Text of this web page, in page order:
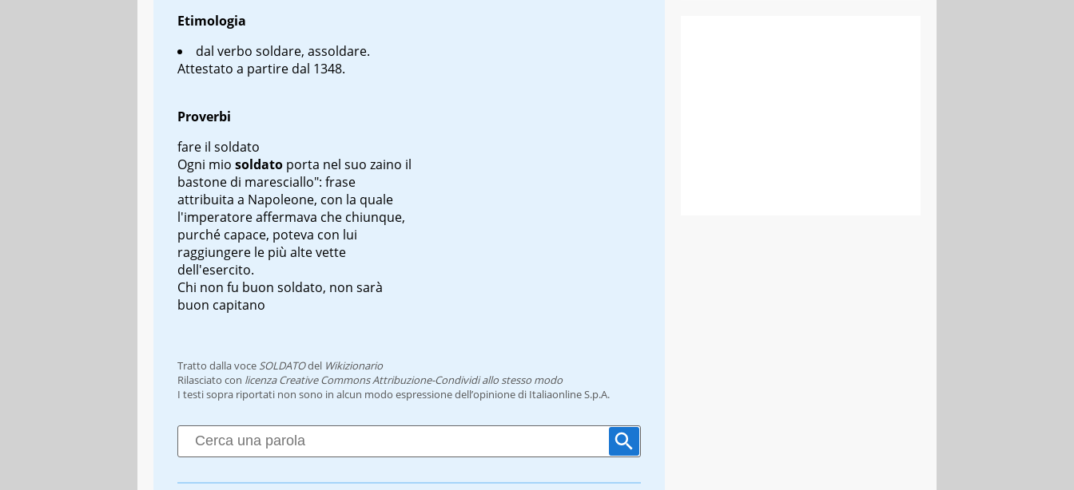
Etimologia
dal verbo soldare, assoldare.
Attestato a partire dal 1348.
Proverbi
fare il soldato
Ogni mio soldato porta nel suo zaino il
bastone di maresciallo": frase
attribuita a Napoleone, con la quale
l'imperatore affermava che chiunque,
purché capace, poteva con lui
raggiungere le più alte vette
dell'esercito.
Chi non fu buon soldato, non sarà
buon capitano
Tratto dalla voce SOLDATOdel Wikizionario
Rilasciato con licenza Creative Commons Attribuzione-Condividi allo stesso modo
I testi sopra riportati non sono in alcun modo espressione dell’opinione di Italiaonline S.p.A.